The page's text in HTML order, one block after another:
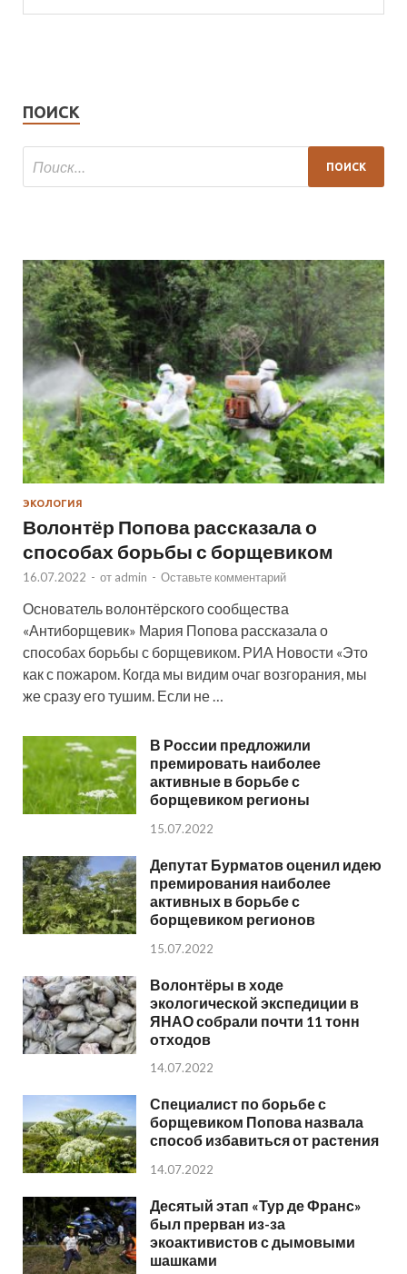
ПОИСК
ЭКОЛОГИЯ
Волонтёр Попова рассказала о
способах борьбы с борщевиком
16.07.2022 - от admin - Оставьте комментарий
Основатель волонтёрского сообщества
«Антиборщевик» Мария Попова рассказала о
способах борьбы с борщевиком. РИА Новости «Это
как с пожаром. Когда мы видим очаг возгорания, мы
же сразу его тушим. Если не …
В России предложили
премировать наиболее
активные в борьбе с
борщевиком регионы
15.07.2022
Депутат Бурматов оценил идею
премирования наиболее
активных в борьбе с
борщевиком регионов
15.07.2022
Волонтёры в ходе
экологической экспедиции в
ЯНАО собрали почти 11 тонн
отходов
14.07.2022
Специалист по борьбе с
борщевиком Попова назвала
способ избавиться от растения
14.07.2022
Десятый этап «Тур де Франс»
был прерван из-за
экоактивистов с дымовыми
шашками